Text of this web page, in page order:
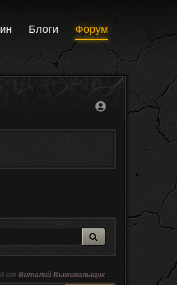
Блоги Форум
от Виталий Выживальщик .